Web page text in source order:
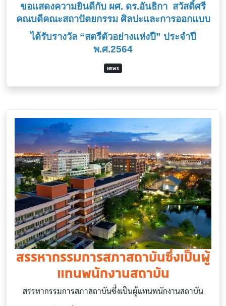
ขอแสดงความยินดีกับ ผศ. ดร.อันธิกา สวัสดิ์ศรี
คณบดีคณะสถาปัตยกรรม ศิลปะและการออกแบบ
ได้รับรางวัล “สตรีตัวอย่างแห่งปี” ประจำปี
พ.ศ.2564
NEWS
สรรหากรรมการสภาสถาบันซึ่งเป็นผู้
แทนพนักงานสถาบัน
สรรหากรรมการสภาสถาบันซึ่งเป็นผู้แทนพนักงานสถาบัน